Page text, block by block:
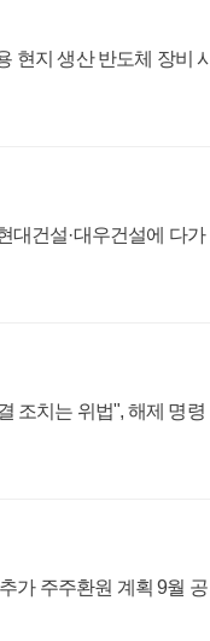
현지 생산 반도체 장비 시
대건설·대우건설에 다가
조치는 위법", 해제 명령
가 주주환원 계획 9월 공